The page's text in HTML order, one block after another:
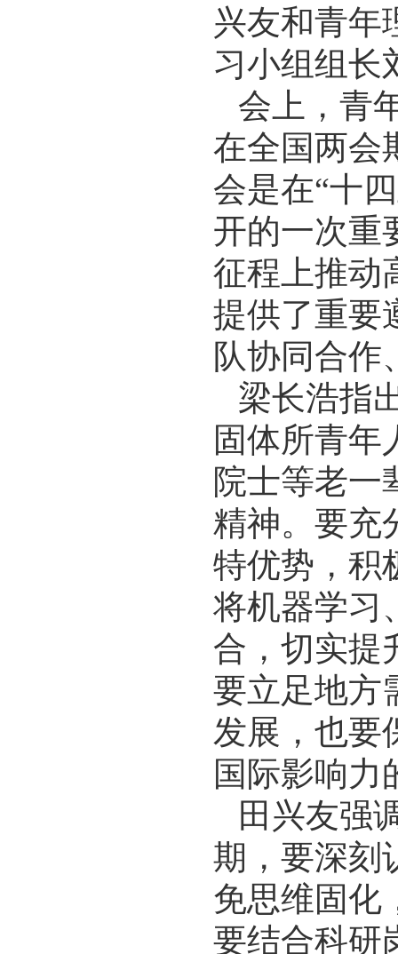
兴友和青年
习小组组长
会上，青
在全国两会
会是在“十
开的一次重
征程上推动
提供了重要
队协同合作
梁长浩指
固体所青年
院士等老一
精神。要充
特优势，积
将机器学习
合，切实提
要立足地方
发展，也要
国际影响力
田兴友强
期，要深刻
免思维固化
要结合科研